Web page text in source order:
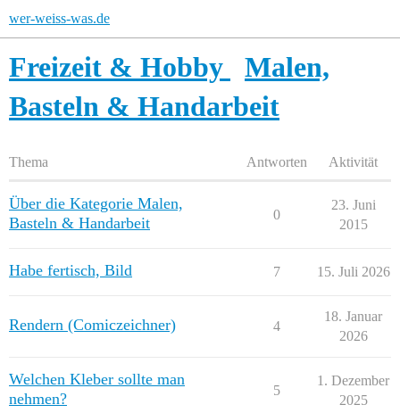
wer-weiss-was.de
Freizeit & Hobby
Malen,
Basteln & Handarbeit
Thema Antworten Aktivität
Über die Kategorie Malen,
Basteln & Handarbeit
0
23. Juni
2015
Habe fertisch, Bild 7 15. Juli 2026
Rendern (Comiczeichner) 4
18. Januar
2026
Welchen Kleber sollte man
nehmen?
5
1. Dezember
2025